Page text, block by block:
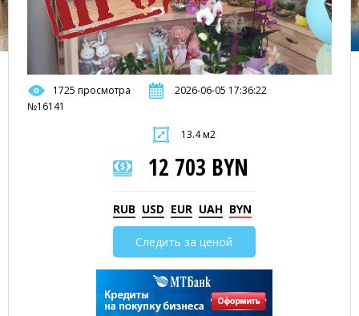
1725 просмотра
2026-06-05 17:36:22
№16141
13.4 м2
12 703 BYN
RUB USD EUR UAH BYN
Следить за ценой